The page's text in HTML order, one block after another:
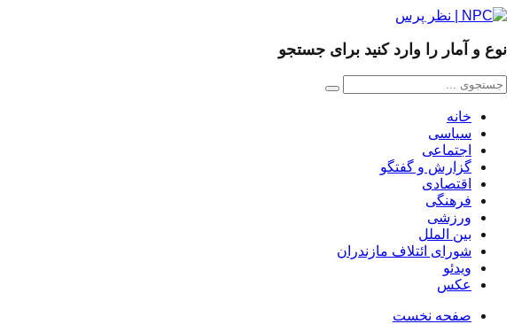
نوع و آمار را وارد کنید برای جستجو
خانه
سیاسی
اجتماعی
گزارش و گفتگو
اقتصادی
فرهنگی
ورزشی
بین الملل
شورای ائتلاف مازندران
ویدئو
عکس
صفحه نخست